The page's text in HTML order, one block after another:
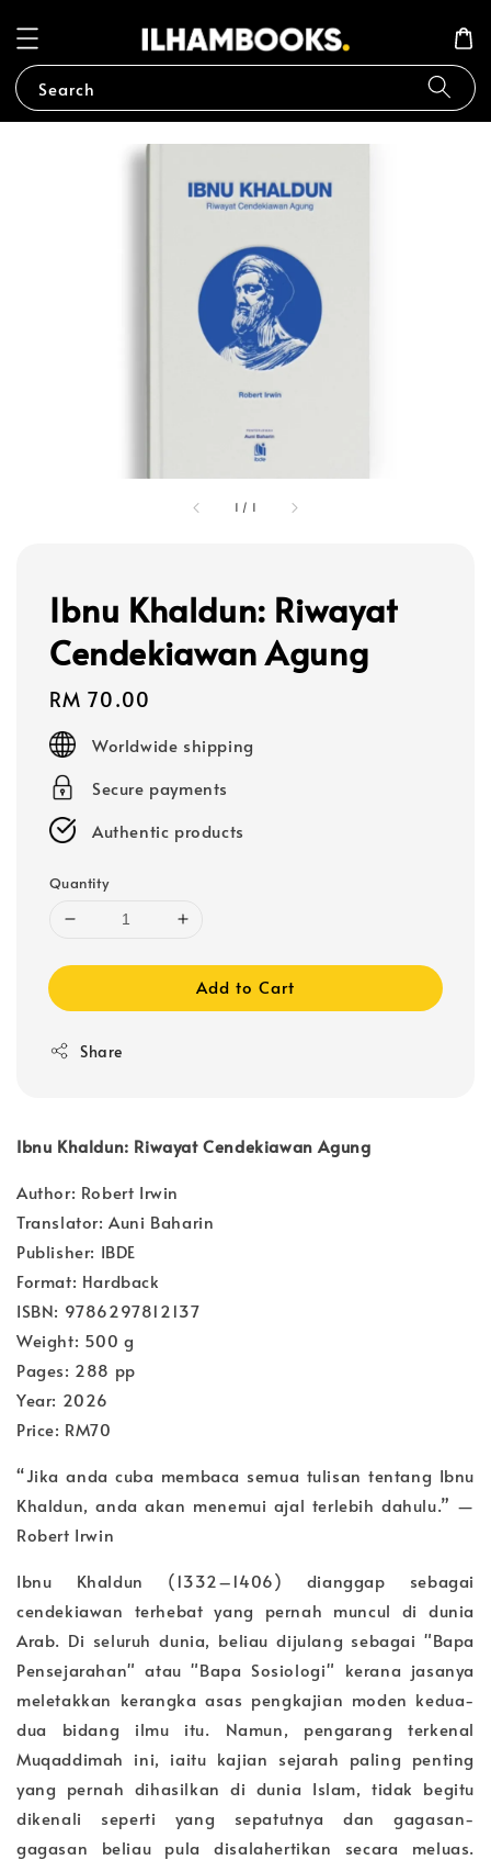
Search
1 / 1
Ibnu Khaldun: Riwayat
Cendekiawan Agung
Regular
price
RM 70.00
Worldwide shipping
Secure payments
Authentic products
Quantity
Add to Cart
Share
Ibnu Khaldun: Riwayat Cendekiawan Agung
Author: Robert Irwin
Translator: Auni Baharin
Publisher: IBDE
Format: Hardback
ISBN: 9786297812137
Weight: 500 g
Pages: 288 pp
Year: 2026
Price: RM70
“Jika anda cuba membaca semua tulisan tentang Ibnu
Khaldun, anda akan menemui ajal terlebih dahulu.” —
Robert Irwin
Ibnu Khaldun (1332–1406) dianggap sebagai
cendekiawan terhebat yang pernah muncul di dunia
Arab. Di seluruh dunia, beliau dijulang sebagai "Bapa
Pensejarahan" atau "Bapa Sosiologi" kerana jasanya
meletakkan kerangka asas pengkajian moden kedua-
dua bidang ilmu itu. Namun, pengarang terkenal
Muqaddimah ini, iaitu kajian sejarah paling penting
yang pernah dihasilkan di dunia Islam, tidak begitu
dikenali seperti yang sepatutnya dan gagasan-
gagasan beliau pula disalahertikan secara meluas.